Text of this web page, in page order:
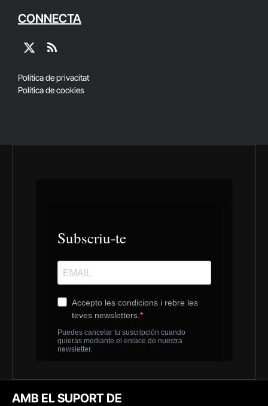
CONNECTA
X
RSS
Política de privacitat
Política de cookies
AMB EL SUPORT DE